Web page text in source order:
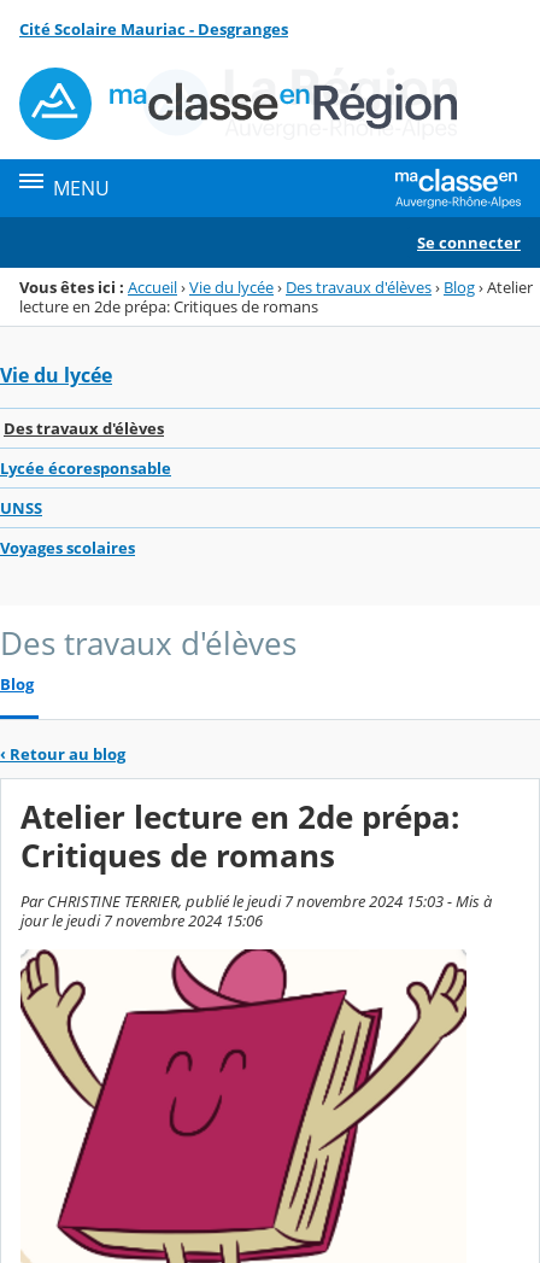
Menu de la rubrique
Contenu
Cité Scolaire Mauriac - Desgranges
MENU
Se connecter
Vous êtes ici : Accueil›Vie du lycée› Des travaux d'élèves› Blog›Atelier
lecture en 2de prépa: Critiques de romans
Vie du lycée
Des travaux d'élèves
Lycée écoresponsable
UNSS
Voyages scolaires
Des travaux d'élèves
Blog
‹ Retour au blog
Atelier lecture en 2de prépa:
Critiques de romans
Par CHRISTINE TERRIER, publié le jeudi 7 novembre 2024 15:03 - Mis à
jour le jeudi 7 novembre 2024 15:06